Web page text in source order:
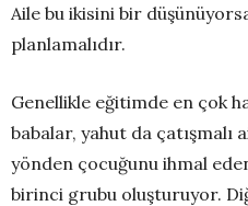
Aile bu ikisini bir
planlamalıdır.
Genellikle eğitimde en çok
babalar, yahut da çatışmalı
yönden çocuğunu ihmal
birinci grubu oluşturuyor.